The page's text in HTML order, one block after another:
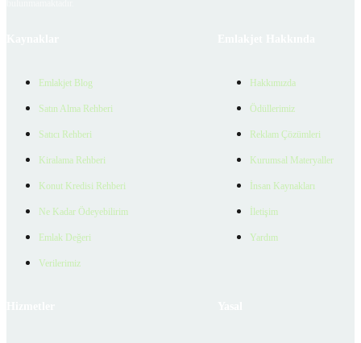
Emlakjet Blog
Satın Alma Rehberi
Satıcı Rehberi
Kiralama Rehberi
Konut Kredisi Rehberi
Ne Kadar Ödeyebilirim
Emlak Değeri
Verilerimiz
Hakkımızda
Ödüllerimiz
Reklam Çözümleri
Kurumsal Materyaller
İnsan Kaynakları
İletişim
Yardım